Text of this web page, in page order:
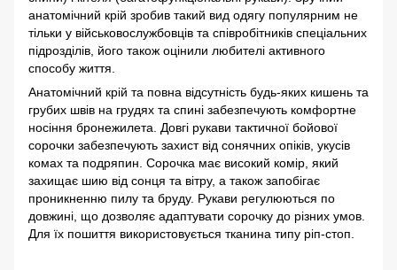
анатомічний крій зробив такий вид одягу популярним не
тільки у військовослужбовців та співробітників спеціальних
підрозділів, його також оцінили любителі активного
способу життя.
Анатомічний крій та повна відсутність будь-яких кишень та
грубих швів на грудях та спині забезпечують комфортне
носіння бронежилета. Довгі рукави тактичної бойової
сорочки забезпечують захист від сонячних опіків, укусів
комах та подряпин. Сорочка має високий комір, який
захищає шию від сонця та вітру, а також запобігає
проникненню пилу та бруду. Рукави регулюються по
довжині, що дозволяє адаптувати сорочку до різних умов.
Для їх пошиття використовується тканина типу ріп-стоп.